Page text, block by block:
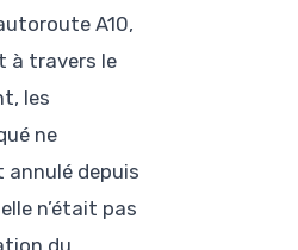
A10,
à travers le
les
ne
depuis
n’était pas
du